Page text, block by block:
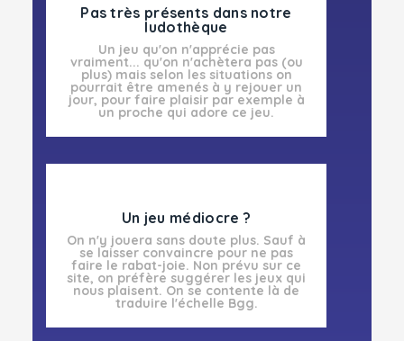
Pas très présents dans notre
ludothèque
Un jeu qu'on n'apprécie pas
vraiment... qu'on n'achètera pas (ou
plus) mais selon les situations on
pourrait être amenés à y rejouer un
jour, pour faire plaisir par exemple à
un proche qui adore ce jeu.
Un jeu médiocre ?
On n'y jouera sans doute plus. Sauf à
se laisser convaincre pour ne pas
faire le rabat-joie. Non prévu sur ce
site, on préfère suggérer les jeux qui
nous plaisent. On se contente là de
traduire l'échelle Bgg.